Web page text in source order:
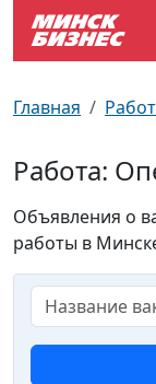
Главная
Работа:
Объявления о
работы в
Улицы Минска
Документы
Пробки на
Самолеты